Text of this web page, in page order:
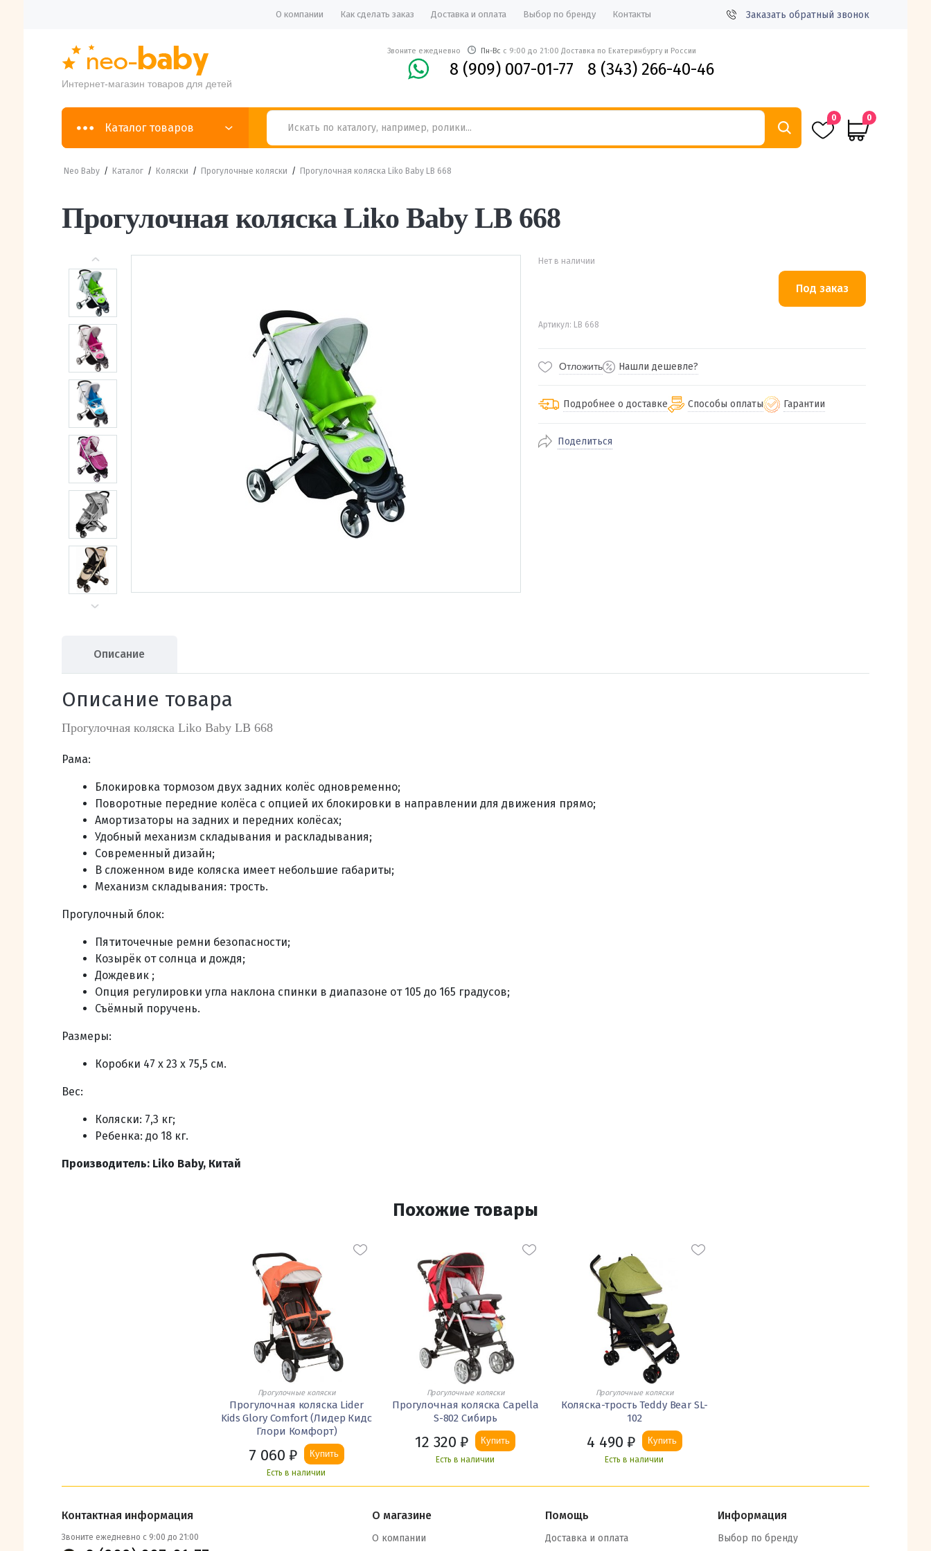
О компании Как сделать заказ Доставка и оплата Выбор по бренду Контакты Заказать обратный звонок
Интернет-магазин товаров для детей
Звоните ежедневно Пн-Вс с 9:00 до 21:00 Доставка по Екатеринбургу и России
8 (909) 007-01-77 8 (343) 266-40-46
Каталог товаров
0 0
Neo Baby/ Каталог/ Коляски / Прогулочные коляски / Прогулочная коляска Liko Baby LB 668
Прогулочная коляска Liko Baby LB 668
Нет в наличии
Артикул: LB 668
Отложить Нашли дешевле?
Подробнее о доставке
По Екатеринбургу бесплатная
Способы оплаты Гарантии
Поделиться
Описание
Описание товара
Прогулочная коляска Liko Baby LB 668
Рама:
Блокировка тормозом двух задних колёс одновременно;
Поворотные передние колёса с опцией их блокировки в направлении для движения прямо;
Амортизаторы на задних и передних колёсах;
Удобный механизм складывания и раскладывания;
Современный дизайн;
В сложенном виде коляска имеет небольшие габариты;
Механизм складывания: трость.
Прогулочный блок:
Пятиточечные ремни безопасности;
Козырёк от солнца и дождя;
Дождевик ;
Опция регулировки угла наклона спинки в диапазоне от 105 до 165 градусов;
Съёмный поручень.
Размеры:
Коробки 47 x 23 x 75,5 см.
Вес:
Коляски: 7,3 кг;
Ребенка: до 18 кг.
Производитель: Liko Baby, Китай
Похожие товары
Прогулочные коляски
Прогулочная коляска Lider
Kids Glory Comfort (Лидер Кидс
Глори Комфорт)
7 060 ₽ Купить
Есть в наличии
Прогулочные коляски
Прогулочная коляска Capella
S-802 Сибирь
12 320 ₽ Купить
Есть в наличии
Прогулочные коляски
Коляска-трость Teddy Bear SL-
102
4 490 ₽ Купить
Есть в наличии
Контактная информация
Звоните ежедневно с 9:00 до 21:00
О магазине
О компании
Помощь
Доставка и оплата
Информация
Выбор по бренду